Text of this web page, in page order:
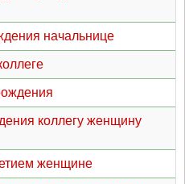
начальнице
коллегу женщину
женщине